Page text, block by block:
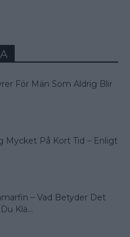
För Män Som Aldrig Blir
Mycket På Kort Tid – Enligt
– Vad Betyder Det
Klä...